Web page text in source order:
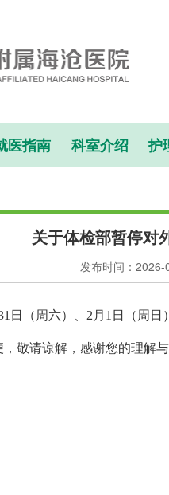
医指南 科室介绍 护
关于体检部暂停对
发布时间：
日（周六）、2 月 1 日（周 日
，敬请谅解，感谢您的理解